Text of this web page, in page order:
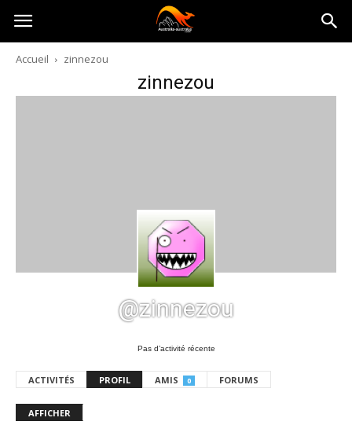
Australia-
australie.com
Accueil zinnezou
zinnezou
@zinnezou
Pas d’activité récente
ACTIVITÉS PROFIL AMIS 0 FORUMS
AFFICHER